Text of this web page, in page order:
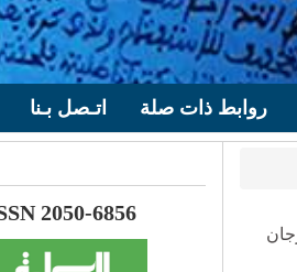
روابط ذات صلة اتـصل بـنا
2050-6856